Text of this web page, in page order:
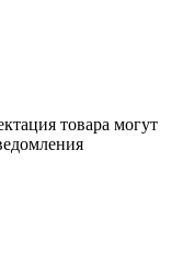
товара могут